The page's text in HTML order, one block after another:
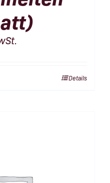
Details